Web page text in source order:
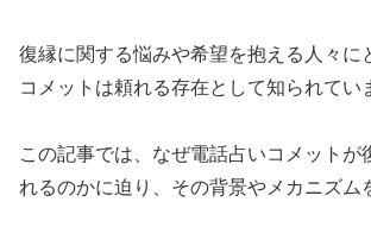
復縁に関する悩みや希望を抱える人々に
コメットは頼れる存在として知られてい
この記事では、なぜ電話占いコメットが
れるのかに迫り、その背景やメカニズム